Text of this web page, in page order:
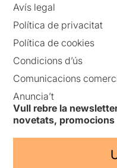
Avís legal
Política de privacitat
Política de cookies
Condicions d’ús
Comunicacions
Anuncia’t
Vull rebre la
novetats, promocions